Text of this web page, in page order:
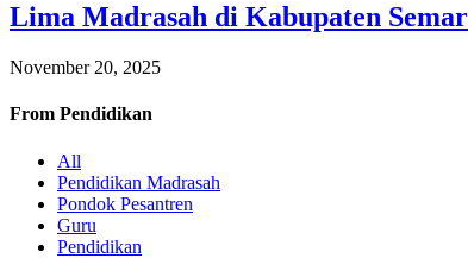
Lima Madrasah di Kabupaten
November 20, 2025
From Pendidikan
All
Pendidikan Madrasah
Pondok Pesantren
Guru
Pendidikan